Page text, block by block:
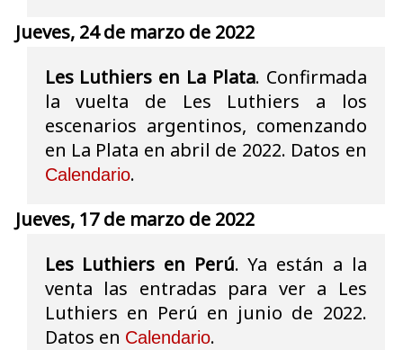
Jueves, 24 de marzo de 2022
Les Luthiers en La Plata. Confirmada
la vuelta de Les Luthiers a los
escenarios argentinos, comenzando
en La Plata en abril de 2022. Datos en
Calendario.
Jueves, 17 de marzo de 2022
Les Luthiers en Perú. Ya están a la
venta las entradas para ver a Les
Luthiers en Perú en junio de 2022.
Datos en Calendario.